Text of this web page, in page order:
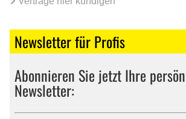
Newsletter für Profis
Abonnieren Sie jetzt Ihre
Newsletter: